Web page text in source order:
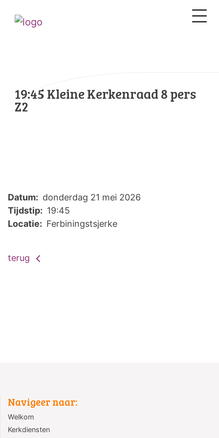
19:45 Kleine Kerkenraad 8 pers
Z2
Datum: donderdag 21 mei 2026
Tijdstip: 19:45
Locatie: Ferbiningstsjerke
terug
Navigeer naar:
Welkom
Kerkdiensten